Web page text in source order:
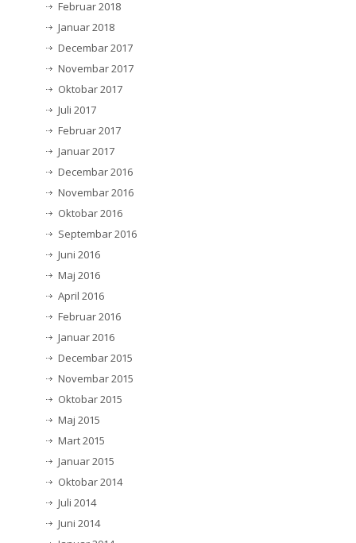
Februar 2018
Januar 2018
Decembar 2017
Novembar 2017
Oktobar 2017
Juli 2017
Februar 2017
Januar 2017
Decembar 2016
Novembar 2016
Oktobar 2016
Septembar 2016
Juni 2016
Maj 2016
April 2016
Februar 2016
Januar 2016
Decembar 2015
Novembar 2015
Oktobar 2015
Maj 2015
Mart 2015
Januar 2015
Oktobar 2014
Juli 2014
Juni 2014